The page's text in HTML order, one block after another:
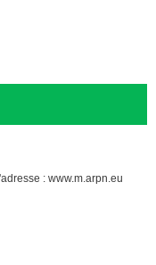
: www.m.arpn.eu